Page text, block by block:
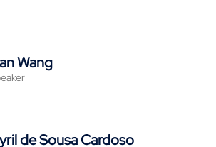
Wang
de Sousa Cardoso